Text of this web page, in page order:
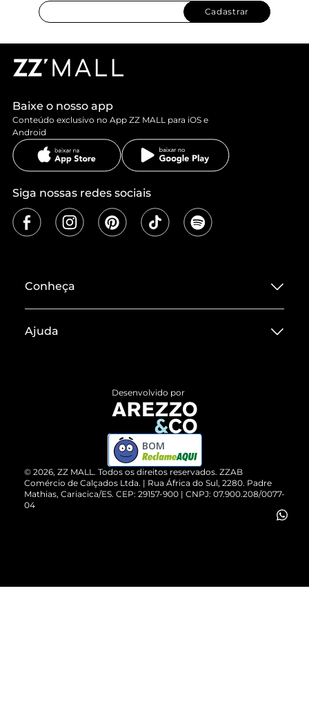
Cadastrar
Baixe o nosso app
Conteúdo exclusivo no App ZZ MALL para iOS e
Android
Siga nossas redes sociais
Conheça
Termos de Uso
ZZ MALL é confiável
Cartão Presente
Vendas Corporativas
Ajuda
Devolução do Produto
Compre pelo WhatsApp
© 2026, ZZ MALL. Todos os direitos reservados. ZZAB
Comércio de Calçados Ltda. | Rua África do Sul, 2280. Padre
Mathias, Cariacica/ES. CEP: 29157-900 | CNPJ: 07.900.208/0077-
04
Desenvolvido por
BOM